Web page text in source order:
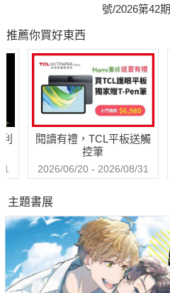
號/2026第42期
推薦你買好東西
閱讀有禮，TCL平板送觸
控筆
2026/06/20 - 2026/08/31
主題書展